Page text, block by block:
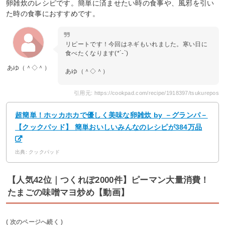
卵雑炊のレシピです。簡単に済ませたい時の食事や、風邪を引い
た時の食事におすすめです。
あゆ（＾◇＾）
リピートです！今回はネギもいれました。寒い日に
食べたくなります(*´-`)
あゆ（＾◇＾）
引用元: https://cookpad.com/recipe/1918397/tsukurepos
超簡単！ホッカホカで優しく美味な卵雑炊 by －グランパ－
【クックパッド】 簡単おいしいみんなのレシピが384万品
出典: クックパッド
【人気42位｜つくれぽ2000件】ピーマン大量消費！
たまごの味噌マヨ炒め【動画】
( 次のページへ続く )